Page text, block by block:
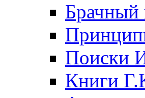
Брачный
Поиски
Книги